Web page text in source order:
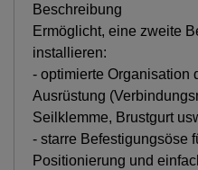
Beschreibung
Ermöglicht, eine zweite
installieren:
- optimierte Organisation
Ausrüstung
Seilklemme, Brustgurt
- starre Befestigungsöse
Positionierung und